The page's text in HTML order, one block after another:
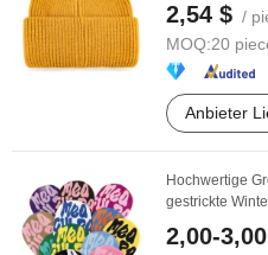
2,54 $ /
MOQ:20
Anbieter
Hochwertige
gestrickte
2,00-